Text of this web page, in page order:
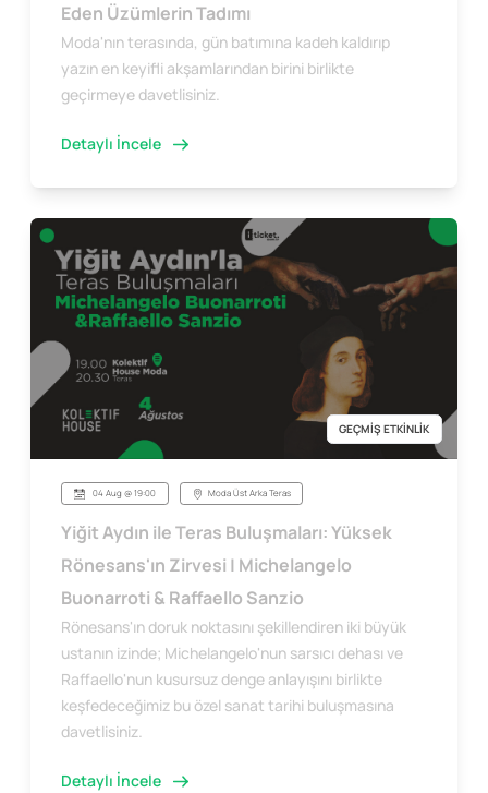
Eden Üzümlerin Tadımı
Moda'nın terasında, gün batımına kadeh kaldırıp
yazın en keyifli akşamlarından birini birlikte
geçirmeye davetlisiniz.
Detaylı İncele
GEÇMİŞ ETKİNLİK
04 Aug @ 19:00 Moda Üst Arka Teras
Yiğit Aydın ile Teras Buluşmaları: Yüksek
Rönesans'ın Zirvesi | Michelangelo
Buonarroti & Raffaello Sanzio
Rönesans'ın doruk noktasını şekillendiren iki büyük
ustanın izinde; Michelangelo'nun sarsıcı dehası ve
Raffaello'nun kusursuz denge anlayışını birlikte
keşfedeceğimiz bu özel sanat tarihi buluşmasına
davetlisiniz.
Detaylı İncele